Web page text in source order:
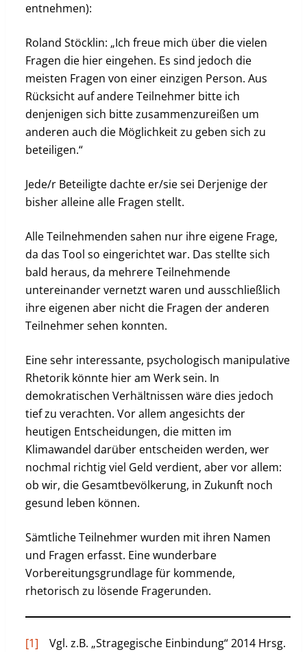
entnehmen):
Roland Stöcklin: „Ich freue mich über die vielen
Fragen die hier eingehen. Es sind jedoch die
meisten Fragen von einer einzigen Person. Aus
Rücksicht auf andere Teilnehmer bitte ich
denjenigen sich bitte zusammenzureißen um
anderen auch die Möglichkeit zu geben sich zu
beteiligen.“
Jede/r Beteiligte dachte er/sie sei Derjenige der
bisher alleine alle Fragen stellt.
Alle Teilnehmenden sahen nur ihre eigene Frage,
da das Tool so eingerichtet war. Das stellte sich
bald heraus, da mehrere Teilnehmende
untereinander vernetzt waren und ausschließlich
ihre eigenen aber nicht die Fragen der anderen
Teilnehmer sehen konnten.
Eine sehr interessante, psychologisch manipulative
Rhetorik könnte hier am Werk sein. In
demokratischen Verhältnissen wäre dies jedoch
tief zu verachten. Vor allem angesichts der
heutigen Entscheidungen, die mitten im
Klimawandel darüber entscheiden werden, wer
nochmal richtig viel Geld verdient, aber vor allem:
ob wir, die Gesamtbevölkerung, in Zukunft noch
gesund leben können.
Sämtliche Teilnehmer wurden mit ihren Namen
und Fragen erfasst. Eine wunderbare
Vorbereitungsgrundlage für kommende,
rhetorisch zu lösende Fragerunden.
[1] Vgl. z.B. „Stragegische Einbindung“ 2014 Hrsg.